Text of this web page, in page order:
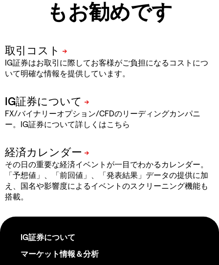
もお勧めです
IG証券はお取引に際してお客様がご負担になるコストにつ
いて明確な情報を提供しています。
FX/バイナリーオプション/CFDのリーディングカンパニ
ー。IG証券について詳しくはこちら
その日の重要な経済イベントが一目でわかるカレンダー。
「予想値」、「前回値」、「発表結果」データの提供に加
え、国名や影響度によるイベントのスクリーニング機能も
搭載。
IG証券について
マーケット情報＆分析